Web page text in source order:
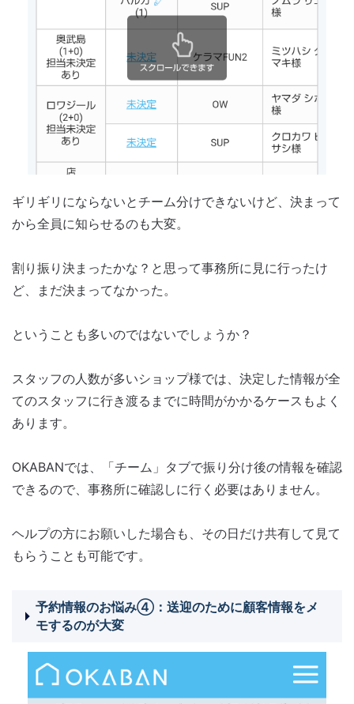
ギリギリにならないとチーム分けできないけど、決まって
から全員に知らせるのも大変。
割り振り決まったかな？と思って事務所に見に行ったけ
ど、まだ決まってなかった。
ということも多いのではないでしょうか？
スタッフの人数が多いショップ様では、決定した情報が全
てのスタッフに行き渡るまでに時間がかかるケースもよく
あります。
OKABANでは、「チーム」タブで振り分け後の情報を確認
できるので、事務所に確認しに行く必要はありません。
ヘルプの方にお願いした場合も、その日だけ共有して見て
もらうことも可能です。
予約情報のお悩み④：送迎のために顧客情報をメ
モするのが大変